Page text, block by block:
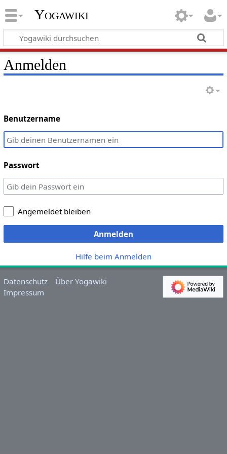
Yogawiki
Anmelden
Benutzername
Passwort
Angemeldet bleiben
Anmelden
Hilfe beim Anmelden
Datenschutz
Über Yogawiki
Impressum